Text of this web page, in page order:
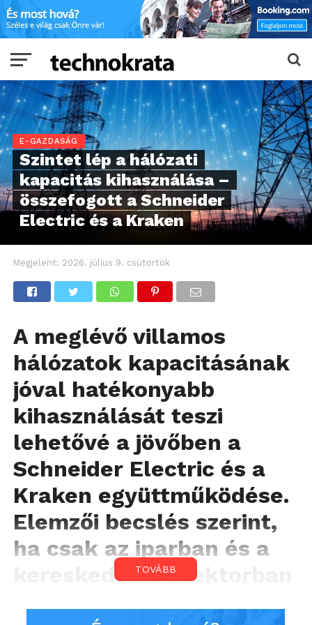
E-GAZDASÁG
Szintet lép a hálózati
kapacitás kihasználása –
összefogott a Schneider
Electric és a Kraken
Megjelent: 2026. július 9. csütörtök
A meglévő villamos
hálózatok kapacitásának
jóval hatékonyabb
kihasználását teszi
lehetővé a jövőben a
Schneider Electric és a
Kraken együttműködése.
Elemzői becslés szerint,
ha csak az iparban és a
kereskedelmi szektorban
TOVÁBB